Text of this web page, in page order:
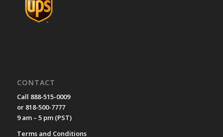
CONTACT
Call 888-515-0009
or 818-500-7777
9 am – 5 pm (PST)
Terms and Conditions